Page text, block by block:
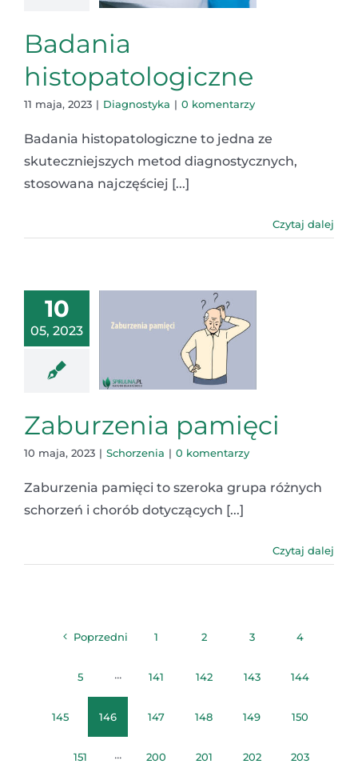
Badania
histopatologiczne
11 maja, 2023 | Diagnostyka | 0 komentarzy
Badania histopatologiczne to jedna ze
skuteczniejszych metod diagnostycznych,
stosowana najczęściej [...]
Czytaj dalej
10
05, 2023
Zaburzenia pamięci
10 maja, 2023 | Schorzenia | 0 komentarzy
Zaburzenia pamięci to szeroka grupa różnych
schorzeń i chorób dotyczących [...]
Czytaj dalej
Poprzedni 1 2 3 4
5 ··· 141 142 143 144
145 146 147 148 149 150
151 ··· 200 201 202 203